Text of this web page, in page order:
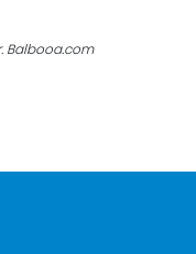
Balbooa.com